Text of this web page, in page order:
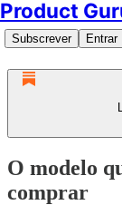
Product
Subscrever Entrar
O modelo
comprar